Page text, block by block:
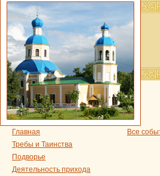
Главная
Требы и Таинства
Подворье
Деятельность прихода
Все